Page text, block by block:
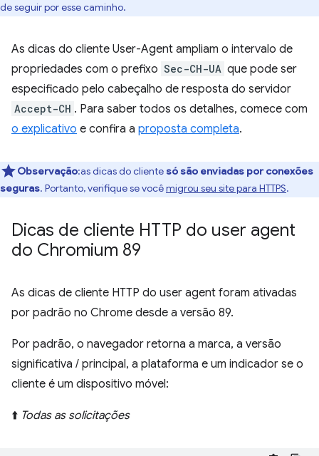
de seguir por esse caminho.
As dicas do cliente User-Agent ampliam o intervalo de
propriedades com o prefixo Sec-CH-UA que pode ser
especificado pelo cabeçalho de resposta do servidor
Accept-CH . Para saber todos os detalhes, comece com
o explicativo e confira a proposta completa.
Observação:as dicas do cliente só são enviadas por conexões
seguras. Portanto, verifique se vocêmigrou seu site para HTTPS.
Dicas de cliente HTTP do user agent
do Chromium 89
As dicas de cliente HTTP do user agent foram ativadas
por padrão no Chrome desde a versão 89.
Por padrão, o navegador retorna a marca, a versão
significativa / principal, a plataforma e um indicador se o
cliente é um dispositivo móvel:
⬆️ Todas as solicitações